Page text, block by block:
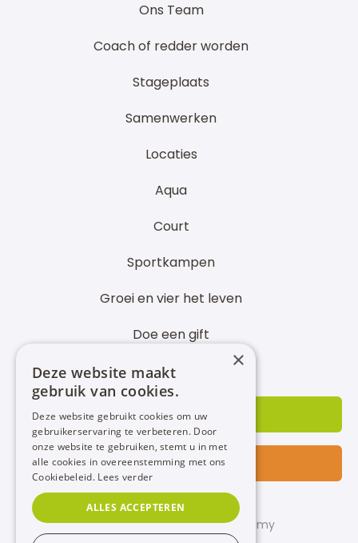
Ons Team
Coach of redder worden
Stageplaats
Samenwerken
Locaties
Aqua
Court
Sportkampen
Groei en vier het leven
Doe een gift
Partner worden
INSCHRIJVEN
CONTACT
© 2022 - PIT STOP Sport Academy
×
Deze website maakt
gebruik van cookies.
Deze website gebruikt cookies om uw
gebruikerservaring te verbeteren. Door
onze website te gebruiken, stemt u in met
alle cookies in overeenstemming met ons
Cookiebeleid. Lees verder
ALLES ACCEPTEREN